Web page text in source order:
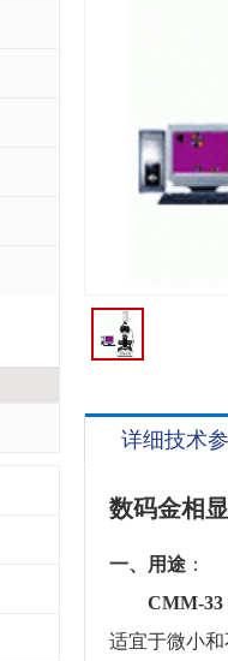
详细技术
数码金相
一、用途 ：
CMM-33
适宜于微小